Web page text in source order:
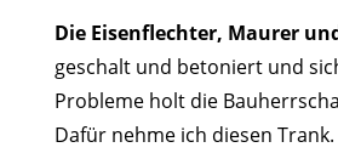
Die Eisenflechter, Maurer
geschalt und betoniert und
Probleme holt die
Dafür nehme ich diesen